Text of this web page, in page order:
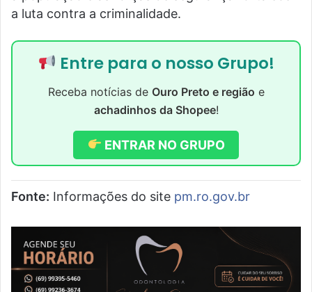
a luta contra a criminalidade.
Entre para o nosso Grupo!
Receba notícias de Ouro Preto e região e
achadinhos da Shopee!
ENTRAR NO GRUPO
Fonte: Informações do site pm.ro.gov.br